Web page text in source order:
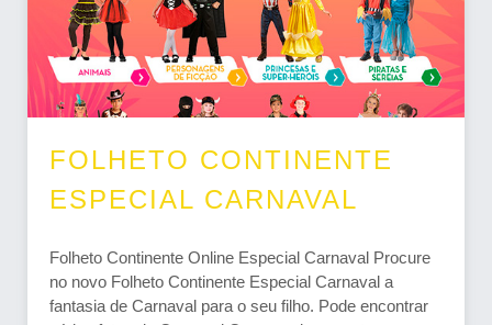
FOLHETO CONTINENTE
ESPECIAL CARNAVAL
Folheto Continente Online Especial Carnaval Procure
no novo Folheto Continente Especial Carnaval a
fantasia de Carnaval para o seu filho. Pode encontrar